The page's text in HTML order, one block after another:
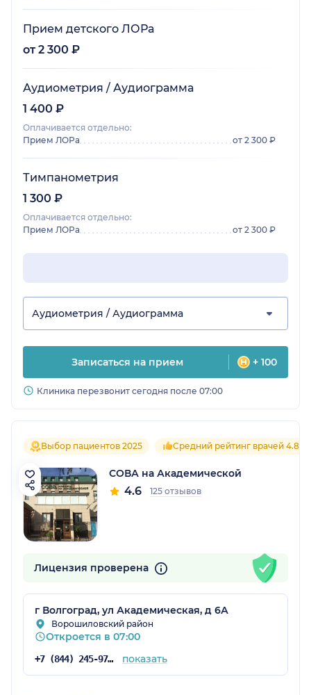
Прием детского ЛОРа
от 2 300 ₽
Аудиометрия / Аудиограмма
1 400 ₽
Оплачивается отдельно:
Прием ЛОРа
от 2 300 ₽
Тимпанометрия
1 300 ₽
Оплачивается отдельно:
Прием ЛОРа
от 2 300 ₽
Аудиометрия / Аудиограмма
Записаться на прием + 100
Клиника перезвонит сегодня после 07:00
Выбор пациентов 2025 Средний рейтинг врачей 4.8
СОВА на Академической
4.6 125 отзывов
Лицензия проверена
г Волгоград, ул Академическая, д 6А
Ворошиловский район
Откроется в 07:00
+7 (844) 245-97-65 показать